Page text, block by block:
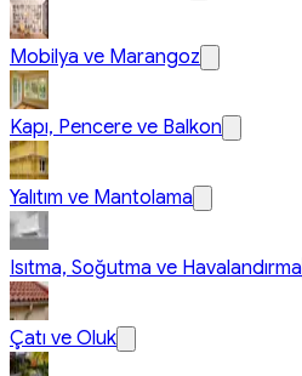
Mobilya ve Marangoz
Kapı, Pencere ve Balkon
Yalıtım ve Mantolama
Isıtma, Soğutma ve Havalandırma
Çatı ve Oluk